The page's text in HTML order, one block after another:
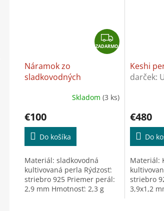
Z
A
M
ZADARMO
Náramok zo
sladkovodných
darček: Univerzálna
Skladom (3 ks)
€100
Do košíka
Materiál: sladkovodná
kultivovaná perla Rýdzosť:
striebro 925 Priemer perál:
2,9 mm Hmotnosť: 2,3 g
Keshi
darček:
€480
Do
Materiál:
striebro
3,9x1,2